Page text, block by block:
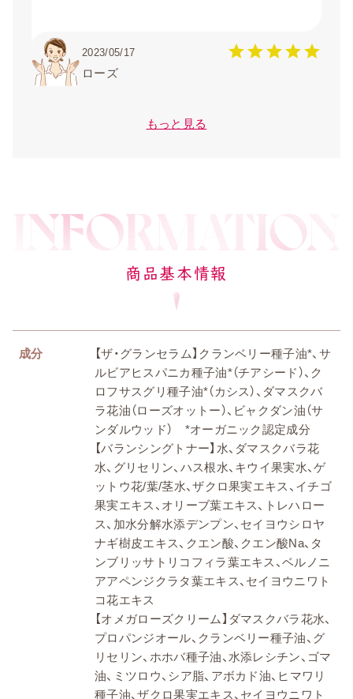
2023/05/17
ローズ
もっと見る
商品基本情報
成分
【ザ・グランセラム】クランベリー種子油*、サ
ルビアヒスパニカ種子油*（チアシード）、ク
ロフサスグリ種子油*（カシス）、ダマスクバ
ラ花油（ローズオットー）、ビャクダン油（サ
ンダルウッド） *オーガニック認定成分
【バランシングトナー】水、ダマスクバラ花
水、グリセリン、ハス根水、キウイ果実水、ゲ
ットウ花/葉/茎水、ザクロ果実エキス、イチゴ
果実エキス、オリーブ葉エキス、トレハロー
ス、加水分解水添デンプン、セイヨウシロヤ
ナギ樹皮エキス、クエン酸、クエン酸Na、タ
ンブリッサトリコフィラ葉エキス、ベルノニ
アアペンジクラタ葉エキス、セイヨウニワト
コ花エキス
【オメガローズクリーム】ダマスクバラ花水、
プロパンジオール、クランベリー種子油、グ
リセリン、ホホバ種子油、水添レシチン、ゴマ
油、ミツロウ、シア脂、アボカド油、ヒマワリ
種子油、ザクロ果実エキス、セイヨウニワト